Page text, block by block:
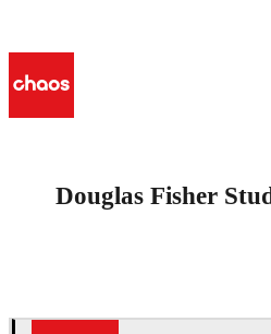
Douglas Fisher